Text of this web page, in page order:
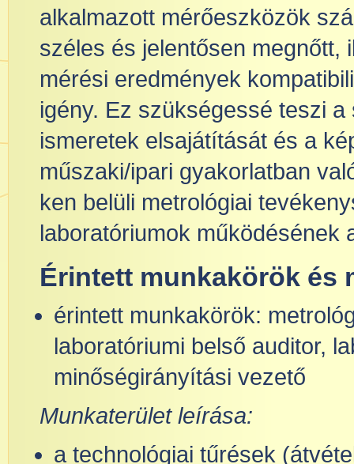
alkalmazott mérőeszközök
széles és jelentősen megnőtt,
mérési eredmények
igény. Ez szükségessé teszi
ismeretek elsajátítását és a
műszaki/ipari gyakorlatban
ken belüli metrológiai
laboratóriumok működésének
Érintett munkakörök és
érintett munkakörök:
laboratóriumi belső auditor,
minőségirányítási vezető
Munkaterület leírása:
a technológiai tűrések